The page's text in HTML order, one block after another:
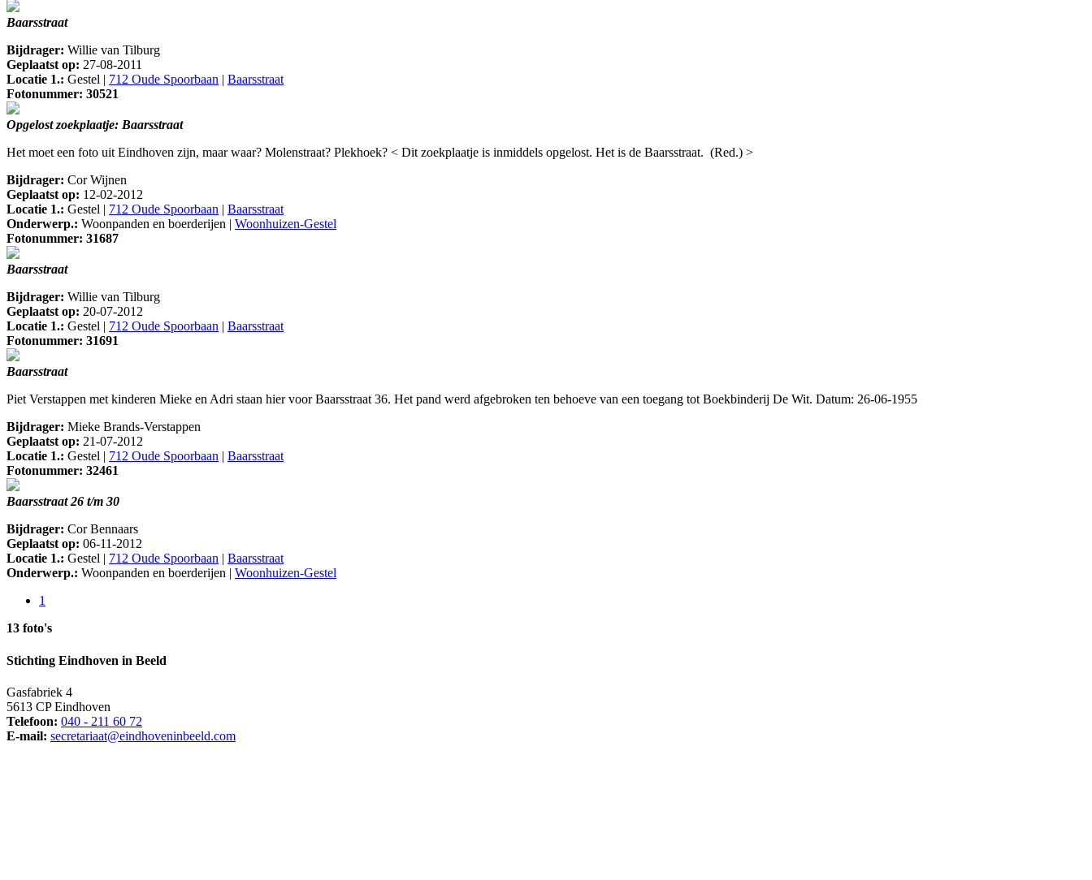
Baarsstraat
Bijdrager: Willie van Tilburg
Geplaatst op: 27-08-2011
Locatie 1.: Gestel | 712 Oude Spoorbaan | Baarsstraat
Fotonummer: 30521
Opgelost zoekplaatje: Baarsstraat
Het moet een foto uit Eindhoven zijn, maar waar? Molenstraat? Plekhoek? < Dit zoekplaatje is inmiddels opgelost. Het is de Baarsstraat. (Red.) >
Bijdrager: Cor Wijnen
Geplaatst op: 12-02-2012
Locatie 1.: Gestel | 712 Oude Spoorbaan | Baarsstraat
Onderwerp.: Woonpanden en boerderijen | Woonhuizen-Gestel
Fotonummer: 31687
Baarsstraat
Bijdrager: Willie van Tilburg
Geplaatst op: 20-07-2012
Locatie 1.: Gestel | 712 Oude Spoorbaan | Baarsstraat
Fotonummer: 31691
Baarsstraat
Piet Verstappen met kinderen Mieke en Adri staan hier voor Baarsstraat 36. Het pand werd afgebroken ten behoeve van een toegang tot Boekbinderij De Wit. Datum: 26-06-1955
Bijdrager: Mieke Brands-Verstappen
Geplaatst op: 21-07-2012
Locatie 1.: Gestel | 712 Oude Spoorbaan | Baarsstraat
Fotonummer: 32461
Baarsstraat 26 t/m 30
Bijdrager: Cor Bennaars
Geplaatst op: 06-11-2012
Locatie 1.: Gestel | 712 Oude Spoorbaan | Baarsstraat
Onderwerp.: Woonpanden en boerderijen | Woonhuizen-Gestel
1
13 foto's
Stichting Eindhoven in Beeld
Gasfabriek 4
5613 CP Eindhoven
Telefoon: 040 - 211 60 72
E-mail: secretariaat@eindhoveninbeeld.com